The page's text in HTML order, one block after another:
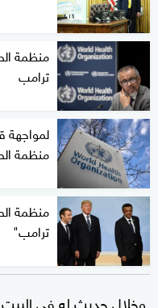
منظمة
ترامب
لمواجهة
منظمة
منظمة
ترامب"
وخلال حديث له في